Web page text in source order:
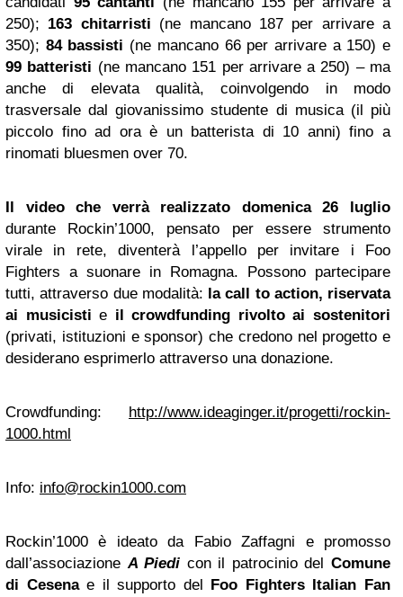
250); 163 chitarristi (ne mancano 187 per arrivare a
350); 84 bassisti (ne mancano 66 per arrivare a 150) e
99 batteristi (ne mancano 151 per arrivare a 250) – ma
anche di elevata qualità, coinvolgendo in modo
trasversale dal giovanissimo studente di musica (il più
piccolo fino ad ora è un batterista di 10 anni) fino a
rinomati bluesmen over 70.
Il video che verrà realizzato domenica 26 luglio
durante Rockin’1000, pensato per essere strumento
virale in rete, diventerà l’appello per invitare i Foo
Fighters a suonare in Romagna. Possono partecipare
tutti, attraverso due modalità: la call to action, riservata
ai musicisti e il crowdfunding rivolto ai sostenitori
(privati, istituzioni e sponsor) che credono nel progetto e
desiderano esprimerlo attraverso una donazione.
Crowdfunding: http://www.ideaginger.it/progetti/rockin-
1000.html
Info: info@rockin1000.com
Rockin’1000 è ideato da Fabio Zaffagni e promosso
dall’associazioneA Piedi con il patrocinio delComune
di Cesenae il supporto del Foo Fighters Italian Fan